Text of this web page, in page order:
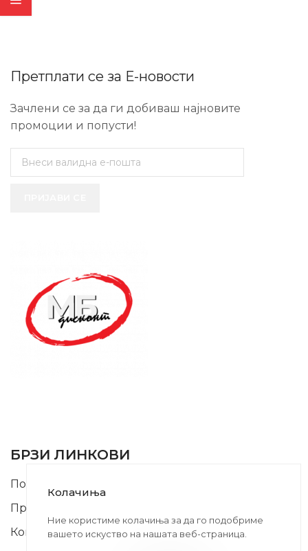
Претплати се за Е-новости
Зачлени се за да ги добиваш најновите
промоции и попусти!
БРЗИ ЛИНКОВИ
Почетна
Производи
Контакт
Колачиња
Ние користиме колачиња за да го подобриме
вашето искуство на нашата веб-страница.